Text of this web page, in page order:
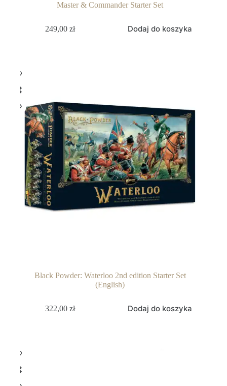
Master & Commander Starter Set
249,00zł Dodaj do koszyka
Black Powder: Waterloo 2nd edition Starter Set
(English)
322,00zł Dodaj do koszyka